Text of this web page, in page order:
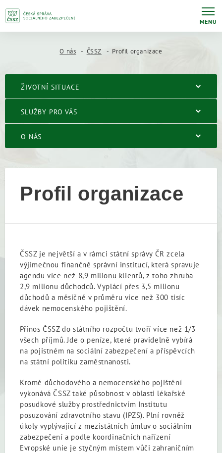
MENU
O nás ČSSZ Profil organizace
ŽIVOTNÍ SITUACE
SLUŽBY PRO VÁS
O NÁS
Profil organizace
ČSSZ je největší a v rámci státní správy ČR zcela
výjimečnou finančně správní institucí, která spravuje
agendu více než 8,9 milionu klientů, z toho zhruba
2,9 milionu důchodců. Vyplácí přes 3,5 milionu
důchodů a měsíčně v průměru více než 300 tisíc
dávek nemocenského pojištění.
Přínos ČSSZ do státního rozpočtu tvoří více než 1/3
všech příjmů. Jde o peníze, které pravidelně vybírá
na pojistném na sociální zabezpečení a příspěvcích
na státní politiku zaměstnanosti.
Kromě důchodového a nemocenského pojištění
vykonává ČSSZ také působnost v oblasti lékařské
posudkové služby prostřednictvím Institutu
posuzování zdravotního stavu (IPZS). Plní rovněž
úkoly vyplývající z mezistátních úmluv o sociálním
zabezpečení a podle koordinačních nařízení
Evropské unie je styčným místem vůči zahraničním